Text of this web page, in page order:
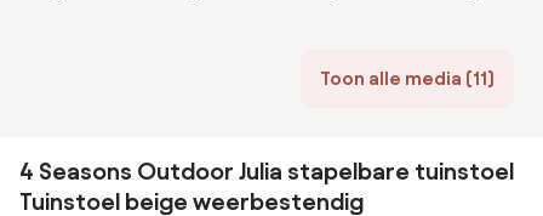
Toon alle media (11)
4 Seasons Outdoor Julia stapelbare tuinstoel
Tuinstoel beige weerbestendig